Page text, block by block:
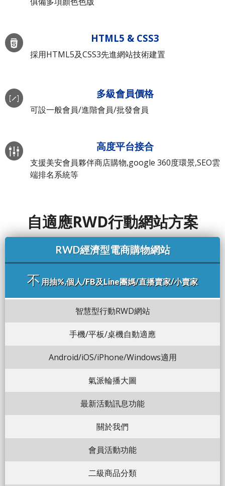
HTML5 & CSS3
採用HTML5及CSS3先進網站技術建置
多級會員價格
可設一般會員/進階會員/批發會員
高度平台接合
支援美安會員夥伴商店購物,google 360度環景,SEO雲
端排名系統等
自適應RWD行動網站方案
RWD經濟型電商購物網站
不 用抽%,個人/FB及Line團媽/直播賣家/小賣家
智慧型行動RWD網站
手機/平板/桌機自動適應
Android/iOS/iPhone/Windows適用
氣派輪播大圖
最新活動訊息功能
關於我們
會員活動功能
二級商品分類